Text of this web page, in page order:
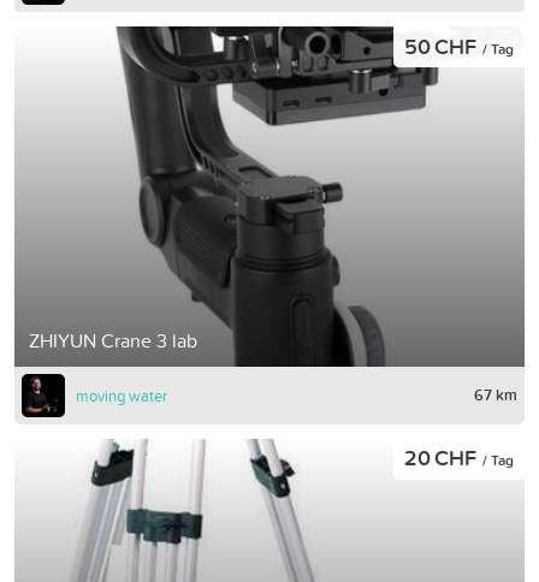
ZHIYUN Crane 3 lab
50 CHF / Tag
moving water 67 km
20 CHF / Tag